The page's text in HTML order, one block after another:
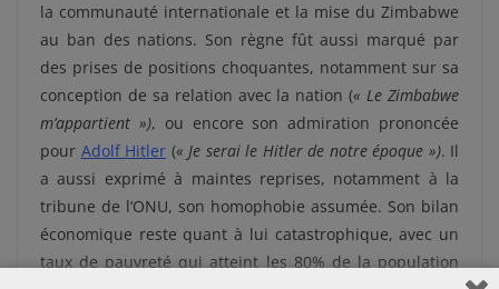
la communauté internationale et la mise du Zimbabwe
au ban des nations. Son règne fût aussi marqué par
des prises de positions choquantes, notamment sur sa
conception de sa relation avec la nation (« Le Zimbabwe
m’appartient »), ou encore son admiration prononcée
pour Adolf Hitler (« Je serai le Hitler de notre époque »). Il
a aussi exprimé à maintes reprises, notamment à la
tribune de l’ONU, son homophobie assumée. Son bilan
économique reste quant à lui catastrophique, avec un
taux de pauvreté qui atteint les 80% de la population